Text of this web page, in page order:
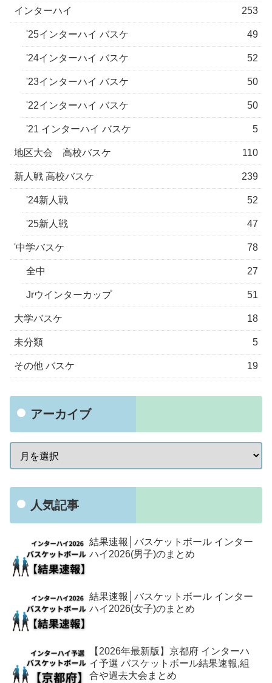
インターハイ 253
'25インターハイ バスケ 49
'24インターハイ バスケ 52
'23インターハイ バスケ 50
'22インターハイ バスケ 50
'21 インターハイ バスケ 5
地区大会 高校バスケ 110
新人戦 高校バスケ 239
'24新人戦 52
'25新人戦 47
'中学バスケ 78
全中 27
Jrウインターカップ 51
大学バスケ 18
未分類 5
その他 バスケ 19
アーカイブ
人気記事
結果速報│バスケットボール インター
ハイ2026(男子)のまとめ
結果速報│バスケットボール インター
ハイ2026(女子)のまとめ
【2026年最新版】京都府 インターハ
イ予選 バスケットボール結果速報,組
合や過去大会まとめ